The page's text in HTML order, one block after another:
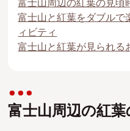
富士山周辺の紅葉の見頃
富士山と紅葉をダブル
ィビティ
富士山と紅葉が見られる
富士山周辺の紅